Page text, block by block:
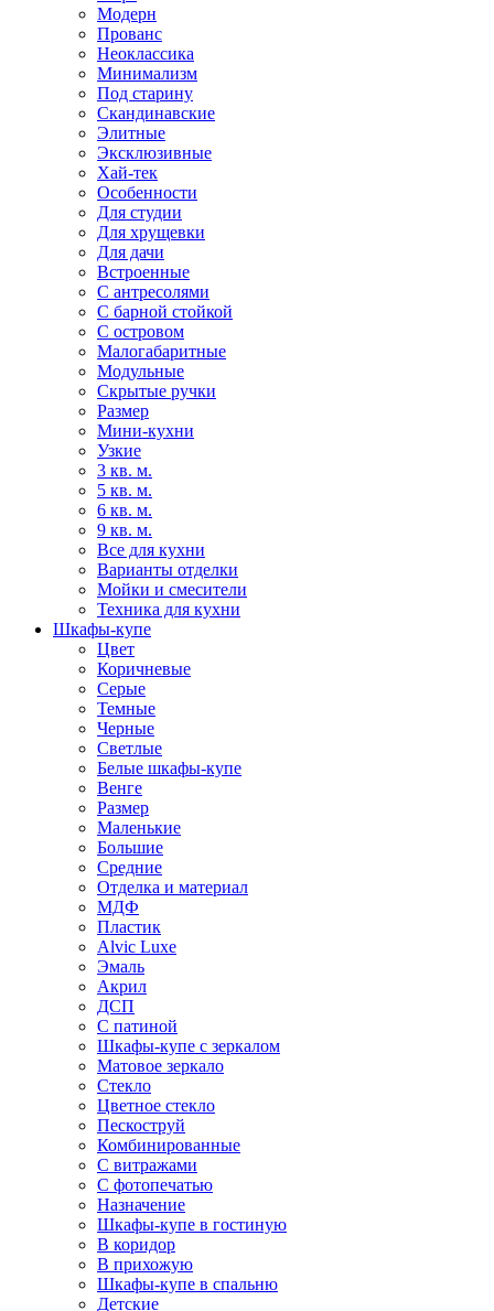
Модерн
Прованс
Неоклассика
Минимализм
Под старину
Скандинавские
Элитные
Эксклюзивные
Хай-тек
Особенности
Для студии
Для хрущевки
Для дачи
Встроенные
С антресолями
С барной стойкой
С островом
Малогабаритные
Модульные
Скрытые ручки
Размер
Мини-кухни
Узкие
3 кв. м.
5 кв. м.
6 кв. м.
9 кв. м.
Все для кухни
Варианты отделки
Мойки и смесители
Техника для кухни
Шкафы-купе
Цвет
Коричневые
Серые
Темные
Черные
Светлые
Белые шкафы-купе
Венге
Размер
Маленькие
Большие
Средние
Отделка и материал
МДФ
Пластик
Alvic Luxe
Эмаль
Акрил
ДСП
С патиной
Шкафы-купе с зеркалом
Матовое зеркало
Стекло
Цветное стекло
Пескоструй
Комбинированные
С витражами
С фотопечатью
Назначение
Шкафы-купе в гостиную
В коридор
В прихожую
Шкафы-купе в спальню
Детские